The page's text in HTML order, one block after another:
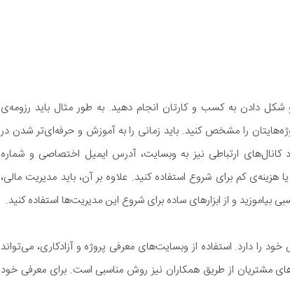
شکل دادن به کسب و کارتان انجام دهید. به طور مثال باید رزومه‌ی
را مشخص کنید. باید زمانی را به آموزش و حرفه‌ای‌تر شدن در
ارتباطی نیز به وبسایت، آدرس ایمیل اختصاصی و شماره‌
کم برای شروع استفاده کنید. علاوه بر آن، باید مدیریت مالی،
بیاموزید و از ابزارهای ساده برای شروع این مدیریت‌ها استفاده کنید.
دارد. استفاده از وبسایت‌های معرفی پروژه و آزادکاری، می‌تواند
مشتریان از طریق همکاران نیز روش مناسبی است. برای معرفی خود